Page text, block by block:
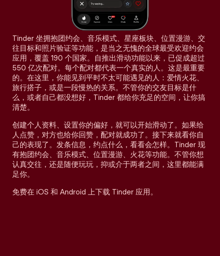
Tinder 坐拥抱团约会、音乐模式、星座板块、位置漫游、交
往目标和照片验证等功能，是当之无愧的全球最受欢迎约会
应用，覆盖 190 个国家。自推出滑动功能以来，已促成超过
550 亿次配对。每个配对都代表一个真实的人。这是最重要
的。在这里，你能见到平时不太可能遇见的人：爱情火花、
旅行搭子，或是一段慢热的关系。不管你的交友目标是什
么，或者自己都没想好，Tinder 都给你充足的空间，让你搞
清楚。
创建个人资料、设置你的偏好，就可以开始滑动了。如果给
人点赞，对方也给你回赞，配对就成功了。接下来就看你自
己的表现了。发条信息，约点什么，看看会怎样。Tinder 现
有抱团约会、音乐模式、位置漫游、火花等功能。不管你想
认真交往，还是随便玩玩，抑或介于两者之间，这里都能满
足你。
免费在 iOS 和 Android 上下载 Tinder 应用。